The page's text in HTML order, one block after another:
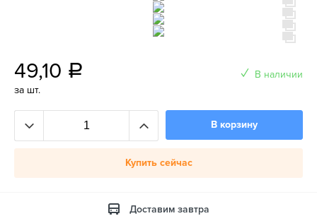
49,10 a
за шт.
В наличии
В корзину
Купить сейчас
Доставим завтра